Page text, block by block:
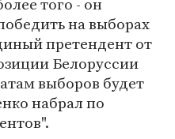
на выборах
претендент от
Белоруссии
выборов будет
набрал по